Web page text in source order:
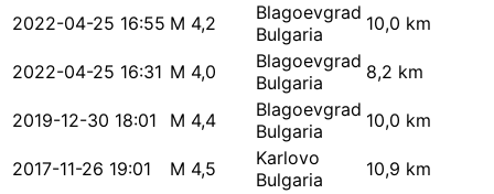
2022-04-25 16:55 M 4,2
Blagoevgrad
Bulgaria
10,0 km
2022-04-25 16:31 M 4,0
Blagoevgrad
Bulgaria
8,2 km
2019-12-30 18:01 M 4,4
Blagoevgrad
Bulgaria
10,0 km
2017-11-26 19:01 M 4,5
Karlovo
Bulgaria
10,9 km